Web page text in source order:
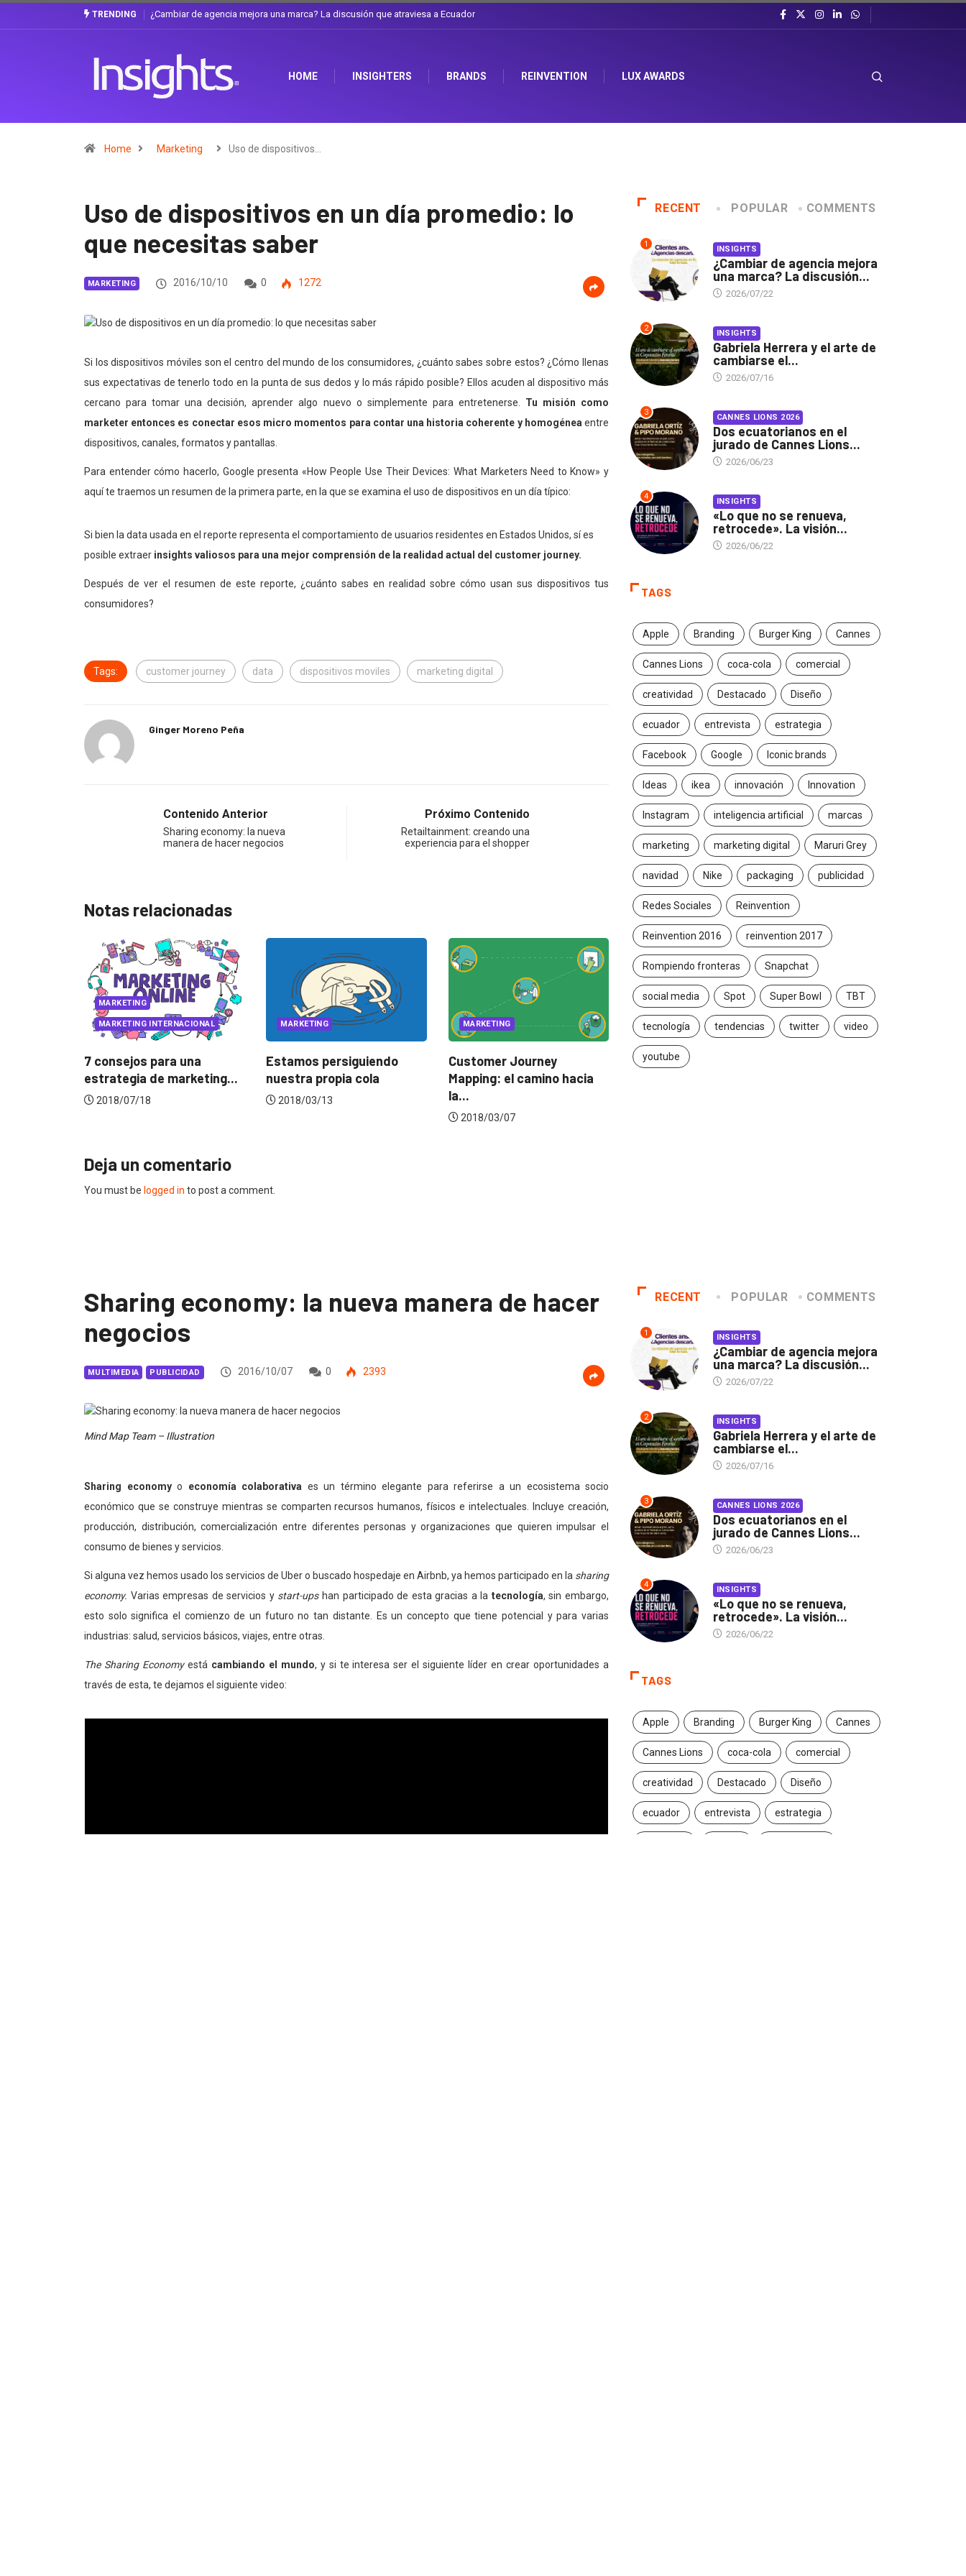
TRENDING
La discusión que atraviesa a EcuadorGabriela Herrera y el arte de cambiarse el sombrero en Corporación Favorita
HOME INSIGHTERS BRANDS REINVENTION LUX AWARDS
Home Marketing Uso de dispositivos…
Uso de dispositivos en un día promedio: lo
que necesitas saber
MARKETING 2016/10/10 0 1272
Si los dispositivos móviles son el centro del mundo de los consumidores, ¿cuánto sabes sobre estos? ¿Cómo llenas
sus expectativas de tenerlo todo en la punta de sus dedos y lo más rápido posible? Ellos acuden al dispositivo más
cercano para tomar una decisión, aprender algo nuevo o simplemente para entretenerse. Tu misión como
marketer entonces es conectar esos micro momentos para contar una historia coherente y homogénea entre
dispositivos, canales, formatos y pantallas.
Para entender cómo hacerlo, Google presenta «How People Use Their Devices: What Marketers Need to Know» y
aquí te traemos un resumen de la primera parte, en la que se examina el uso de dispositivos en un día típico:
Si bien la data usada en el reporte representa el comportamiento de usuarios residentes en Estados Unidos, sí es
posible extraer insights valiosos para una mejor comprensión de la realidad actual del customer journey.
Después de ver el resumen de este reporte, ¿cuánto sabes en realidad sobre cómo usan sus dispositivos tus
consumidores?
Tags: customer journey data dispositivos moviles marketing digital
Ginger Moreno Peña
Contenido Anterior
Sharing economy: la nueva
manera de hacer negocios
Próximo Contenido
Retailtainment: creando una
experiencia para el shopper
Notas relacionadas
marketing...
MARKETING
Estamos persiguiendo
nuestra propia cola
2018/03/13
MARKETING
Customer Journey
Mapping: el camino hacia
la...
MARKETING
MARKETING INTERNACIONAL
7 consejos para una
estrategia de marketing...
MARKETING
Estamos persiguiendo
MARKETING
Deja un comentario
You must be logged in to post a comment.
RECENT POPULAR COMMENTS
1 INSIGHTS
¿Cambiar de agencia mejora
una marca? La discusión...
2026/07/22
2 INSIGHTS
Gabriela Herrera y el arte de
cambiarse el...
2026/07/16
3 CANNES LIONS 2026
Dos ecuatorianos en el
jurado de Cannes Lions...
2026/06/23
4 INSIGHTS
«Lo que no se renueva,
retrocede». La visión...
2026/06/22
TAGS
Apple Branding Burger King Cannes
Cannes Lions coca-cola comercial
creatividad Destacado Diseño
ecuador entrevista estrategia
Facebook Google Iconic brands
Ideas ikea innovación Innovation
Instagram inteligencia artificial marcas
marketing marketing digital Maruri Grey
navidad Nike packaging publicidad
Redes Sociales Reinvention
Reinvention 2016 reinvention 2017
Rompiendo fronteras Snapchat
social media Spot Super Bowl TBT
tecnología tendencias twitter video
youtube
Sharing economy: la nueva manera de hacer
negocios
MULTIMEDIA PUBLICIDAD 2016/10/07 0 2393
Mind Map Team – Illustration
Sharing economyo economía colaborativa es un término elegante para referirse a un ecosistema socio
económico que se construye mientras se comparten recursos humanos, físicos e intelectuales. Incluye creación,
producción, distribución, comercialización entre diferentes personas y organizaciones que quieren impulsar el
consumo de bienes y servicios.
Si alguna vez hemos usado los servicios de Uber o buscado hospedaje en Airbnb, ya hemos participado en la sharing
economy. Varias empresas de servicios y start-upshan participado de esta gracias a la tecnología, sin embargo,
esto solo significa el comienzo de un futuro no tan distante. Es un concepto que tiene potencial y para varias
industrias: salud, servicios básicos, viajes, entre otras.
The Sharing Economy está cambiando el mundo, y si te interesa ser el siguiente líder en crear oportunidades a
través de esta, te dejamos el siguiente video:
RECENT POPULAR COMMENTS
1 INSIGHTS
¿Cambiar de agencia mejora
una marca? La discusión...
2026/07/22
2 INSIGHTS
Gabriela Herrera y el arte de
cambiarse el...
2026/07/16
3 CANNES LIONS 2026
Dos ecuatorianos en el
jurado de Cannes Lions...
2026/06/23
4 INSIGHTS
«Lo que no se renueva,
retrocede». La visión...
2026/06/22
TAGS
Apple Branding Burger King Cannes
Cannes Lions coca-cola comercial
creatividad Destacado Diseño
ecuador entrevista estrategia